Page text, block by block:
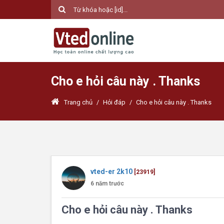
Cho e hỏi câu này . Thanks
Trang chủ / Hỏi đáp / Cho e hỏi câu này . Thanks
vted-er 2k10 [23919]
6 năm trước
Cho e hỏi câu này . Thanks